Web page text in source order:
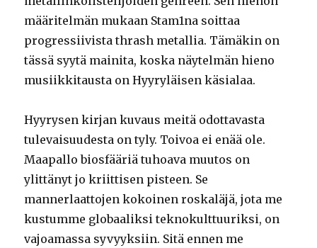
määritelmän mukaan Stam1na soittaa
progressiivista thrash metallia. Tämäkin on
tässä syytä mainita, koska näytelmän hieno
musiikkitausta on Hyyryläisen käsialaa.
Hyyrysen kirjan kuvaus meitä odottavasta
tulevaisuudesta on tyly. Toivoa ei enää ole.
Maapallo biosfääriä tuhoava muutos on
ylittänyt jo kriittisen pisteen. Se
mannerlaattojen kokoinen roskaläjä, jota me
kustumme globaaliksi teknokulttuuriksi, on
vajoamassa syvyyksiin. Sitä ennen me